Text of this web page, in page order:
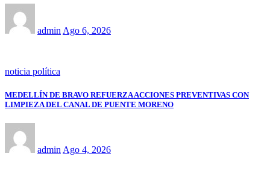
admin Ago 6, 2026
noticia política
MEDELLÍN DE BRAVO REFUERZA ACCIONES PREVENTIVAS CON
LIMPIEZA DEL CANAL DE PUENTE MORENO
adminAgo 4, 2026